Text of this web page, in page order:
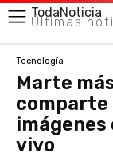
TodaNoticia
Últimas
Tecnología
Marte
comparte
vivo